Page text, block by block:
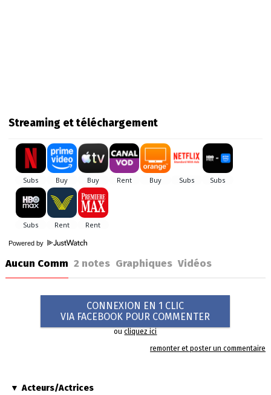
Streaming et téléchargement
Powered by
Aucun Comm 2notes Graphiques Vidéos
CONNEXION EN 1 CLIC
VIA FACEBOOK POUR COMMENTER
oucliquez ici
remonter et poster un commentaire
Acteurs/Actrices